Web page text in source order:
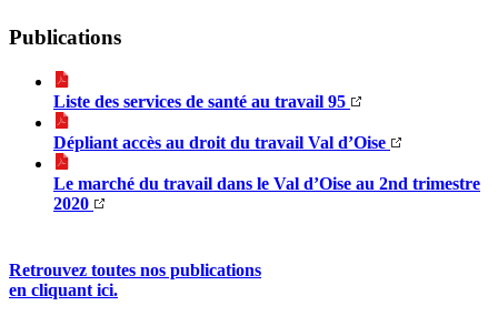
Publications
Liste des services de santé au travail 95
Dépliant accès au droit du travail Val d’Oise
Le marché du travail dans le Val d’Oise au 2nd trimestre
2020
Retrouvez toutes nos publications
en cliquant ici.